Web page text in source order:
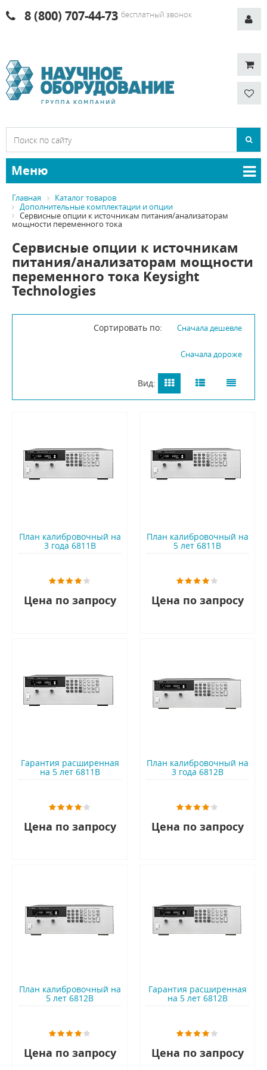
8 (800) 707-44-73 бесплатный звонок
Меню
Главная
Каталог товаров
Дополнительные комплектации и опции
Сервисные опции к источникам питания/анализаторам
мощности переменного тока
Сервисные опции к источникам
питания/анализаторам мощности
переменного тока Keysight
Technologies
Сортировать по: Сначала дешевле
Сначала дороже
Вид:
План калибровочный на
3 года 6811B
Цена по запросу
План калибровочный на
5 лет 6811B
Цена по запросу
Гарантия расширенная
на 5 лет 6811B
Цена по запросу
План калибровочный на
3 года 6812B
Цена по запросу
План калибровочный на
5 лет 6812B
Цена по запросу
Гарантия расширенная
на 5 лет 6812B
Цена по запросу